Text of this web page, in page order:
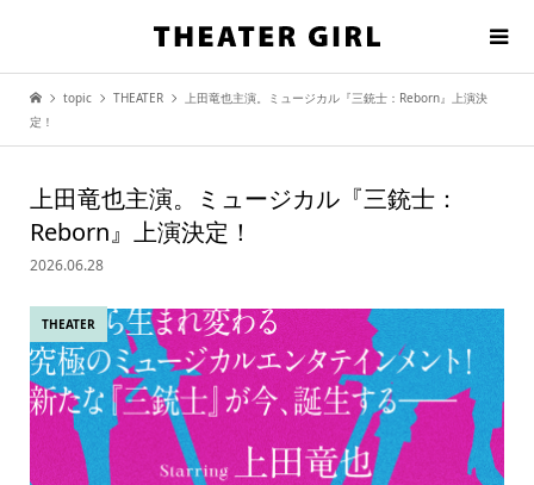
topic THEATER
上田竜也主演。ミュージカル『三銃士：Reborn』上演決
定！
上田竜也主演。ミュージカル『三銃士：
Reborn』上演決定！
2026.06.28
THEATER